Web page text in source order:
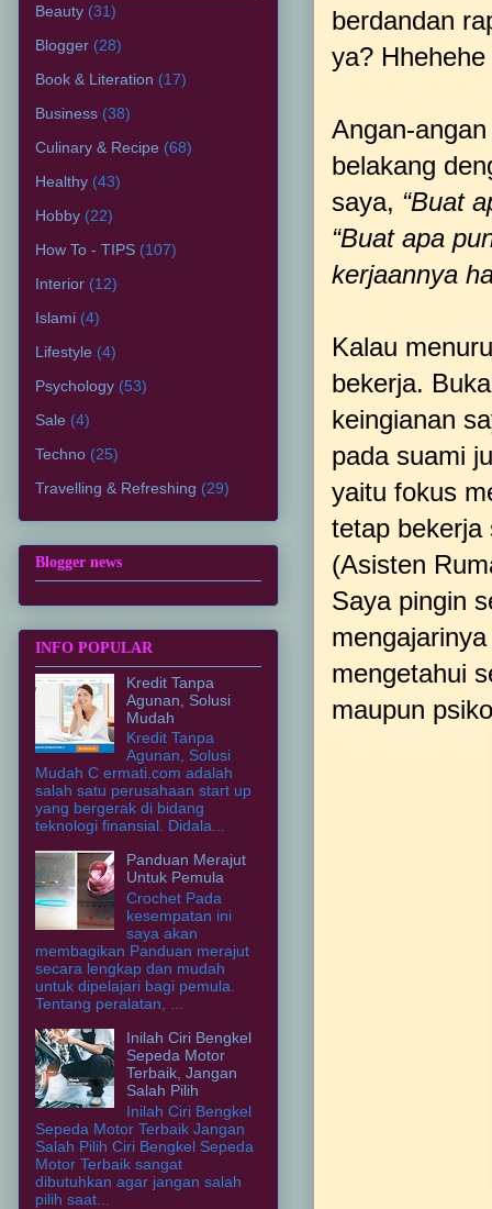
berdandan
ya?
Angan-
belakang
saya, “Buat
“Buat apa
kerjaannya
Kalau
bekerja.
keingianan
pada suami
yaitu fokus
tetap bekerja
(Asisten
Saya pingin
mengetahui
maupun
Beauty (31)
Blogger (28)
Book & Literation (17)
Business (38)
Culinary & Recipe (68)
Healthy (43)
Hobby (22)
How To - TIPS (107)
Interior (12)
Islami (4)
Lifestyle (4)
Psychology (53)
Sale (4)
Techno (25)
Travelling & Refreshing (29)
Blogger news
INFO POPULAR
Kredit Tanpa
Agunan, Solusi
Mudah
Kredit Tanpa
Agunan, Solusi
Mudah C ermati.com adalah
salah satu perusahaan start up
yang bergerak di bidang
teknologi finansial. Didala...
Panduan Merajut
Untuk Pemula
Crochet Pada
kesempatan ini
saya akan
membagikan Panduan merajut
secara lengkap dan mudah
untuk dipelajari bagi pemula.
Tentang peralatan, ...
Inilah Ciri Bengkel
Sepeda Motor
Terbaik, Jangan
Salah Pilih
Inilah Ciri Bengkel
Sepeda Motor Terbaik Jangan
Salah Pilih Ciri Bengkel Sepeda
Motor Terbaik sangat
dibutuhkan agar jangan salah
pilih saat...